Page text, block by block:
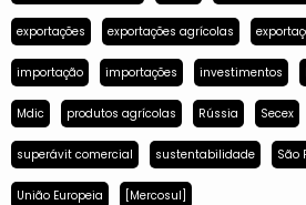
exportações exportações agrícolas
importação importações investimentos
Mdic produtos agrícolas Rússia Secex
superávit comercial sustentabilidade São
União Europeia [Mercosul]